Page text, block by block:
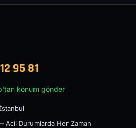
95 81
konum gönder
Acil Durumlarda Her Zaman